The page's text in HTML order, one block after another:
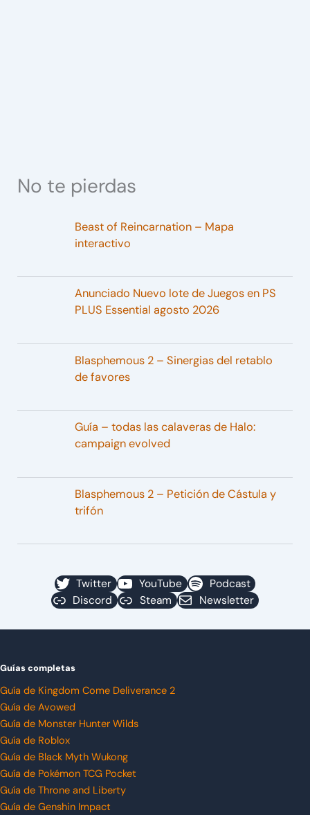
No te pierdas
Beast of Reincarnation – Mapa
interactivo
Anunciado Nuevo lote de Juegos en PS
PLUS Essential agosto 2026
Blasphemous 2 – Sinergias del retablo
de favores
Guía – todas las calaveras de Halo:
campaign evolved
Blasphemous 2 – Petición de Cástula y
trifón
Twitter YouTube
Podcast
Discord
Steam Newsletter
Guías completas
Guía de Kingdom Come Deliverance 2
Guía de Avowed
Guía de Monster Hunter Wilds
Guía de Roblox
Guía de Black Myth Wukong
Guía de Pokémon TCG Pocket
Guía de Throne and Liberty
Guía de Genshin Impact